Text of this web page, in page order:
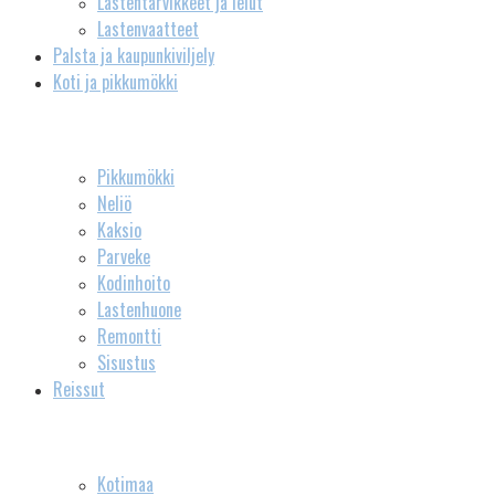
Lastenvaatteet
Palsta ja kaupunkiviljely
Koti ja pikkumökki
Pikkumökki
Neliö
Kaksio
Parveke
Kodinhoito
Lastenhuone
Remontti
Sisustus
Reissut
Kotimaa